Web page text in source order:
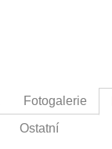
Fotogalerie
Ostatní